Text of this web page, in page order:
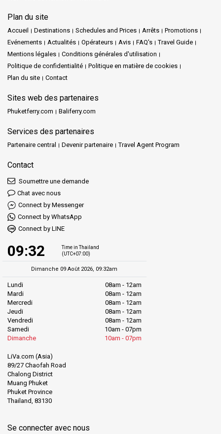
Plan du site
Accueil Destinations Schedules and Prices Arrêts
Promotions
Evénements
Actualités Opérateurs Avis FAQ's
Travel Guide
Mentions légales
Conditions générales d'utilisation
Politique de confidentialité
Politique en matière de cookies
Plan du site
Contact
Sites web des partenaires
Phuketferry.com Baliferry.com
Services des partenaires
Partenaire central Devenir partenaire Travel Agent Program
Contact
Soumettre une demande
Chat avec nous
Connect by Messenger
Connect by WhatsApp
Connect by LINE
09:32
Time in Thailand
(UTC+07:00)
Dimanche 09 Août 2026, 09:32am
Lundi
08am - 12am
Mardi
08am - 12am
Mercredi
08am - 12am
Jeudi
08am - 12am
Vendredi
08am - 12am
Samedi
10am - 07pm
Dimanche
10am - 07pm
LiVa.com (Asia)
89/27 Chaofah Road
Chalong District
Muang Phuket
Phuket Province
Thailand, 83130
Se connecter avec nous